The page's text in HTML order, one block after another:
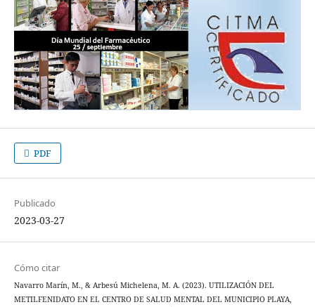
PDF
Publicado
2023-03-27
Cómo citar
Navarro Marín, M., & Arbesú Michelena, M. A. (2023). UTILIZACIÓN DEL
METILFENIDATO EN EL CENTRO DE SALUD MENTAL DEL MUNICIPIO PLAYA,